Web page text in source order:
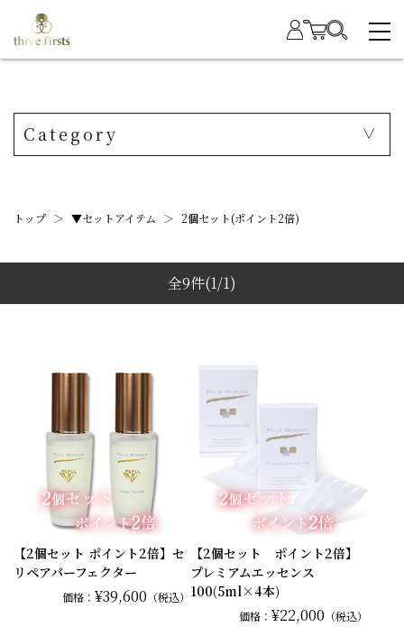
Category
トップ ＞ ▼セットアイテム ＞ 2個セット(ポイント2倍)
全9件(1/1)
【2個セット ポイント2倍】セ
リペアパーフェクター
価格： ¥39,600 （税込）
【2個セット ポイント2倍】
プレミアムエッセンス
100(5ml×4本)
価格： ¥22,000 （税込）